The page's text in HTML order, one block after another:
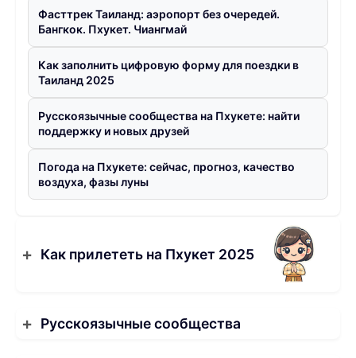
Фасттрек Таиланд: аэропорт без очередей.
Бангкок. Пхукет. Чиангмай
Как заполнить цифровую форму для поездки в
Таиланд 2025
Русскоязычные сообщества на Пхукете: найти
поддержку и новых друзей
Погода на Пхукете: сейчас, прогноз, качество
воздуха, фазы луны
Как прилететь на Пхукет 2025
Русскоязычные сообщества